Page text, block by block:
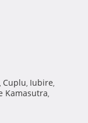
, Cuplu, Iubire,
Kamasutra,